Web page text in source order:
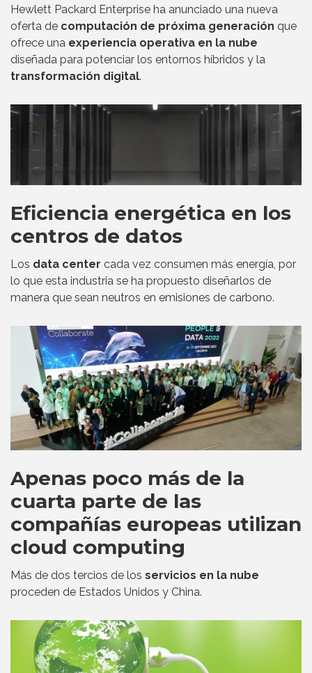
Hewlett Packard Enterprise ha anunciado una nueva
oferta de computación de próxima generación que
ofrece una experiencia operativa en la nube
diseñada para potenciar los entornos híbridos y la
transformación digital.
Eficiencia energética en los
centros de datos
Los data center cada vez consumen más energía, por
lo que esta industria se ha propuesto diseñarlos de
manera que sean neutros en emisiones de carbono.
Apenas poco más de la
cuarta parte de las
compañías europeas utilizan
cloud computing
Más de dos tercios de los servicios en la nube
proceden de Estados Unidos y China.